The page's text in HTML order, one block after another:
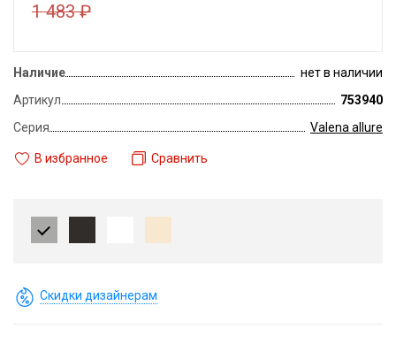
1 483₽
Наличие
нет в наличии
Артикул
753940
Серия
Valena allure
В избранное Сравнить
Скидки дизайнерам